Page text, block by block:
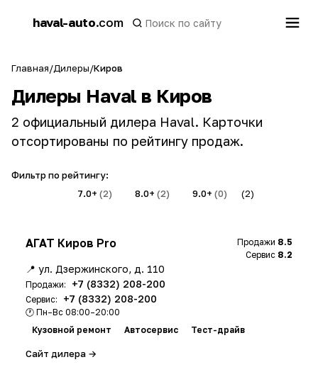
haval-auto.com
Главная/Дилеры/Киров
Дилеры Haval в Киров
2 официальный дилера Haval. Карточки
отсортированы по рейтингу продаж.
Фильтр по рейтингу:
7.0+ (2) 8.0+ (2) 9.0+ (0) (2)
АГАТ Киров Pro Продажи 8.5
Сервис 8.2
📍 ул. Дзержинского, д. 110
Продажи: +7 (8332) 208-200
Сервис: +7 (8332) 208-200
🕐 Пн–Вс 08:00–20:00
Кузовной ремонт
Автосервис Тест-драйв
Сайт дилера →